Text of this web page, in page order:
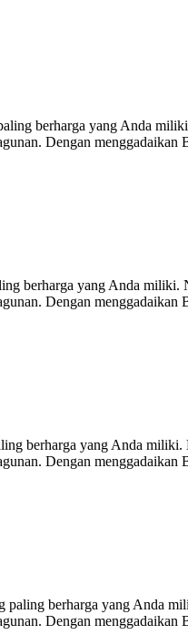
berharga yang Anda
Dengan menggadaikan
berharga yang Anda miliki.
Dengan menggadaikan
berharga yang Anda
Dengan menggadaikan
berharga yang Anda
Dengan menggadaikan